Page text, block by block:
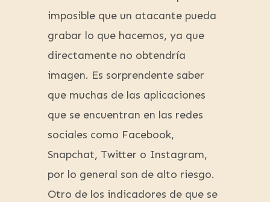
imposible que un atacante pueda
grabar lo que hacemos, ya que
directamente no obtendría
imagen. Es sorprendente saber
que muchas de las aplicaciones
que se encuentran en las redes
sociales como Facebook,
Snapchat, Twitter o Instagram,
por lo general son de alto riesgo.
Otro de los indicadores de que se